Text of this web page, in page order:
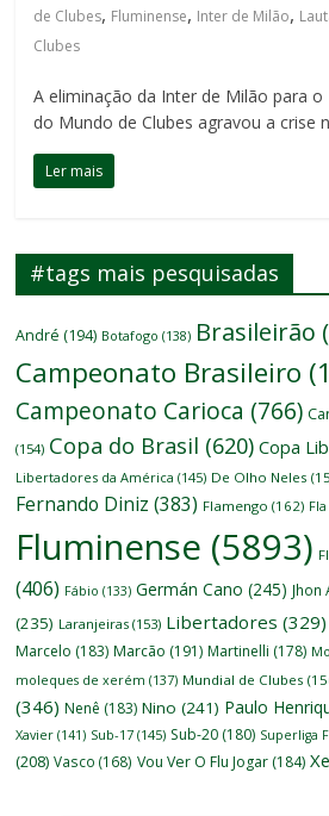
de Clubes, Fluminense, Inter de Milão,
Clubes
A eliminação da Inter de Milão para o
do Mundo de Clubes agravou a crise
Ler mais
#tags mais pesquisadas
André (194) Botafogo (138) Brasileirão
Campeonato Brasileiro
Campeonato Carioca (766)
(154) Copa do Brasil (620) Copa
Libertadores da América (145) De Olho Neles
Fernando Diniz (383) Flamengo (162)
Fluminense (5893)
(406) Fábio (133) Germán Cano (245) Jhon
(235) Laranjeiras (153) Libertadores (329)
Marcelo (183) Marcão (191) Martinelli (178)
moleques de xerém (137) Mundial de Clubes
(346) Nenê (183) Nino (241) Paulo
Xavier (141) Sub-17 (145) Sub-20 (180) Superliga
(208) Vasco (168) Vou Ver O Flu Jogar (184)